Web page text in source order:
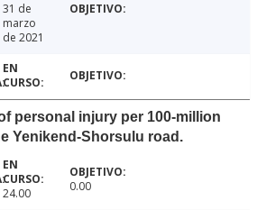
31 de
marzo
de 2021
personal injury per 100-million
Yenikend-Shorsulu road.
24.00 0.00